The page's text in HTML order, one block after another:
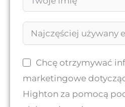
Chcę otrzymywać
marketingowe
Highton za pomocą